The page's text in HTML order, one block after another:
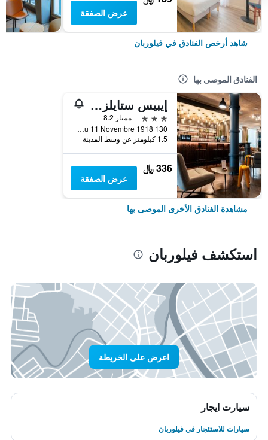
عرض الصفقة
شاهد أرخص الفنادق في فيلوربان
الفنادق الموصى بها
إيبيس ستايلز ليون فيليوربان بارك دو لا تيت دور
3 نجوم
ممتاز 8.2
130 Boulevard du 11 Novembre 1918, فيلوربان, Lyon Metropolis, فرنسا
1.5 كيلومتر عن وسط المدينة
336 ﷼
عرض الصفقة
مشاهدة الفنادق الأخرى الموصى بها
استكشف فيلوربان
اعرض على الخريطة
سيارت ايجار
سيارات للاستئجار في فيلوربان